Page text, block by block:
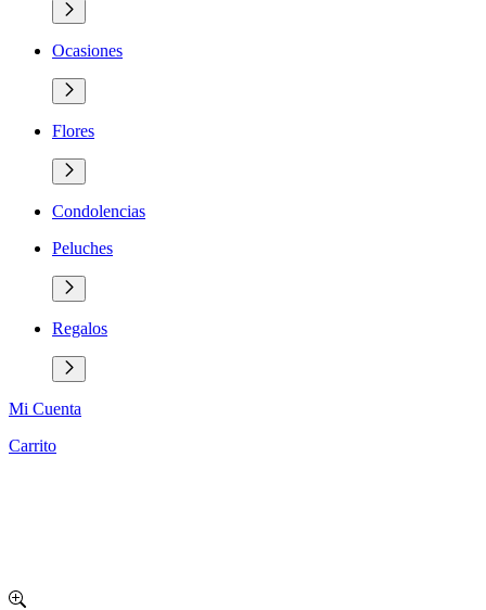
Ocasiones
Flores
Condolencias
Peluches
Regalos
Mi Cuenta
Carrito